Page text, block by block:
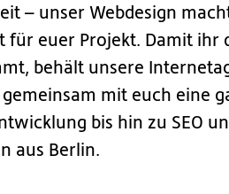
– unser Webdesign
für euer Projekt. Damit ihr
behält unsere
mit euch eine
bis hin zu SEO
aus Berlin.